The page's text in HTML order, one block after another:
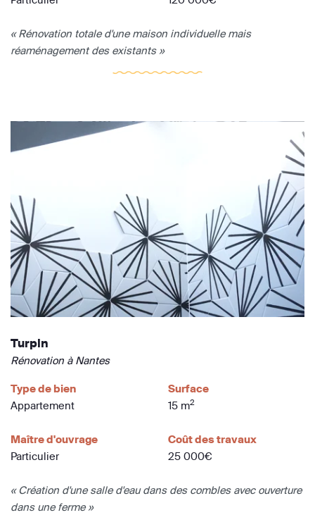
« Rénovation totale d'une maison individuelle mais
réaménagement des existants »
Turpin
Rénovation à Nantes
Type de bien
Appartement
Surface
15 m2
Maître d'ouvrage
Particulier
Coût des travaux
25 000€
« Création d'une salle d'eau dans des combles avec ouverture
dans une ferme »